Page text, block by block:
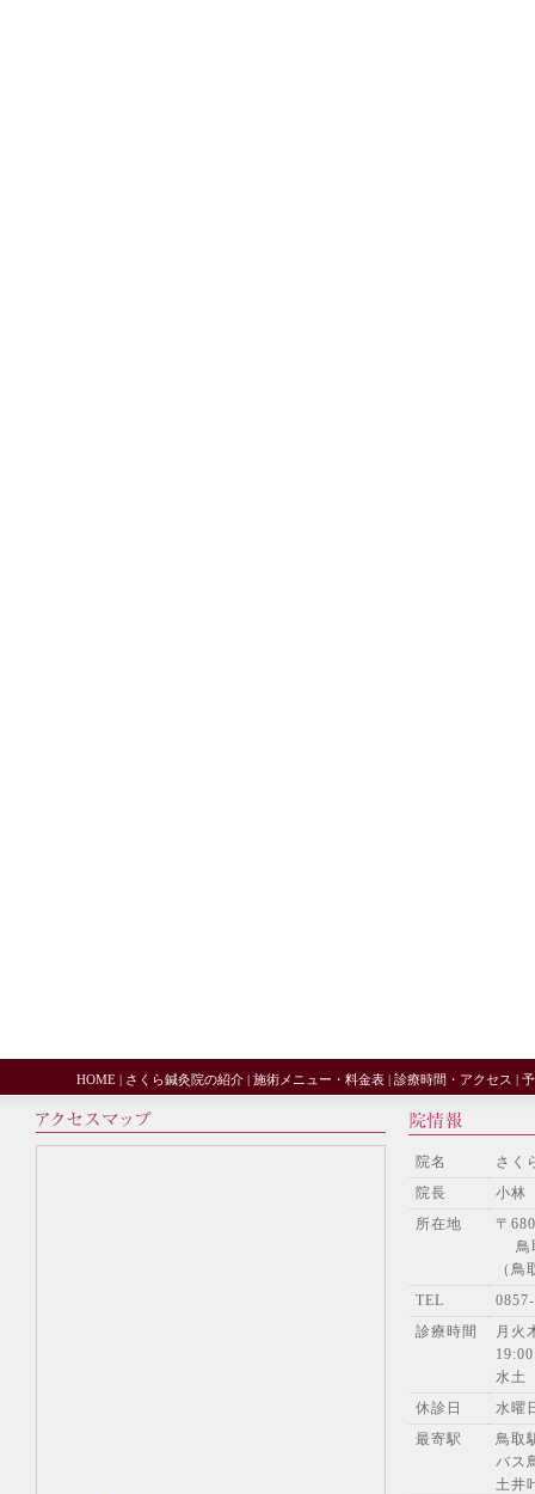
HOME| さくら鍼灸院の紹介| 施術メニュー・料金表| 診療時間・アクセス |
院名
さく
院長
小林
所在地
〒
鳥
（
TEL
診療時間
月火
19:00
水
休診日
水曜
最寄駅
鳥取
バス
土井